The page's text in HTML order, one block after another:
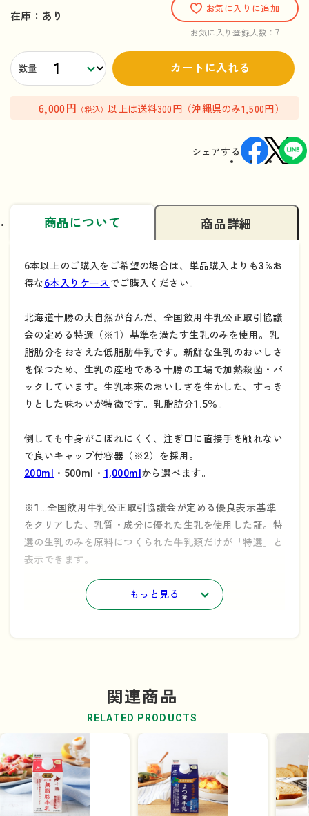
在庫： あり
お気に入りに追加
お気に入り登録人数： 7
数量 カートに入れる
6,000円 （税込）以上は送料300円（沖縄県のみ1,500円）
シェアする
商品について 商品詳細
6本以上のご購入をご希望の場合は、単品購入よりも3%お
得な 6本入りケースでご購入ください。
北海道十勝の大自然が育んだ、全国飲用牛乳公正取引協議
会の定める特選（※1）基準を満たす生乳のみを使用。乳
脂肪分をおさえた低脂肪牛乳です。新鮮な生乳のおいしさ
を保つため、生乳の産地である十勝の工場で加熱殺菌・パ
ックしています。生乳本来のおいしさを生かした、すっき
りとした味わいが特徴です。乳脂肪分1.5％。
倒しても中身がこぼれにくく、注ぎ口に直接手を触れない
で良いキャップ付容器（※2）を採用。
200ml
・500ml・ 1,000ml から選べます。
※1…全国飲用牛乳公正取引協議会が定める優良表示基準
をクリアした、乳質・成分に優れた生乳を使用した証。特
選の生乳のみを原料につくられた牛乳類だけが「特選」と
表示できます。
※2…キャップ付き容器の解体方法についてはこちらをご
参照ください。
もっと見る
関連商品
RELATED PRODUCTS